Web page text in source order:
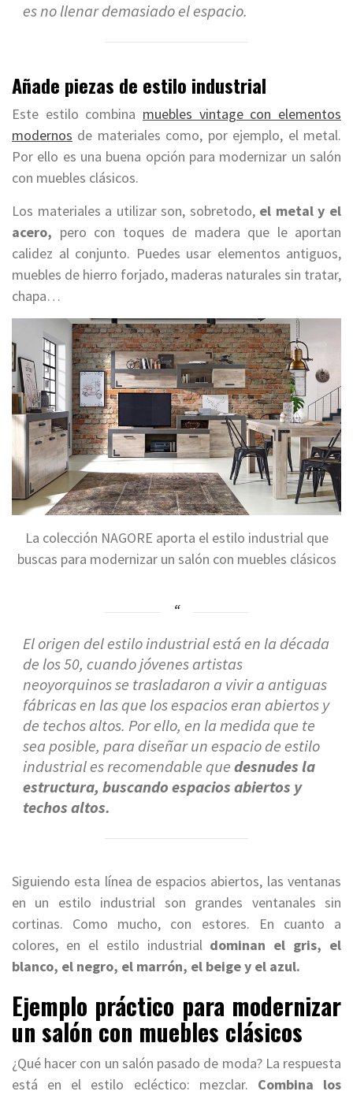
es no llenar demasiado el espacio.
Añade piezas de estilo industrial
Este estilo combina muebles vintage con elementos
modernos de materiales como, por ejemplo, el metal.
Por ello es una buena opción para modernizar un salón
con muebles clásicos.
Los materiales a utilizar son, sobretodo, el metal y el
acero, pero con toques de madera que le aportan
calidez al conjunto. Puedes usar elementos antiguos,
muebles de hierro forjado, maderas naturales sin tratar,
chapa…
La colección NAGORE aporta el estilo industrial que
buscas para modernizar un salón con muebles clásicos
El origen del estilo industrial está en la década
de los 50, cuando jóvenes artistas
neoyorquinos se trasladaron a vivir a antiguas
fábricas en las que los espacios eran abiertos y
de techos altos. Por ello, en la medida que te
sea posible, para diseñar un espacio de estilo
industrial es recomendable quedesnudes la
estructura, buscando espacios abiertos y
techos altos.
Siguiendo esta línea de espacios abiertos, las ventanas
en un estilo industrial son grandes ventanales sin
cortinas. Como mucho, con estores. En cuanto a
colores, en el estilo industrial dominan el gris, el
blanco, el negro, el marrón, el beige y el azul.
Ejemplo práctico para modernizar
un salón con muebles clásicos
¿Qué hacer con un salón pasado de moda? La respuesta
está en el estilo ecléctico: mezclar. Combina los